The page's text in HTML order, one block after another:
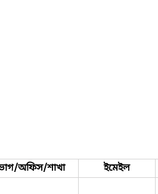
অফিস/শাখা ইমেইল